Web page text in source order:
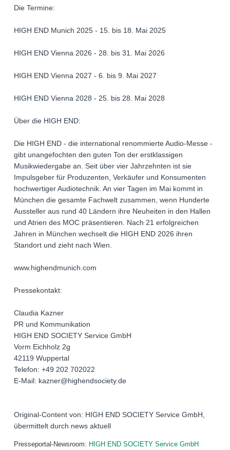
Die Termine:
HIGH END Munich 2025 - 15. bis 18. Mai 2025
HIGH END Vienna 2026 - 28. bis 31. Mai 2026
HIGH END Vienna 2027 - 6. bis 9. Mai 2027
HIGH END Vienna 2028 - 25. bis 28. Mai 2028
Über die HIGH END:
Die HIGH END - die international renommierte Audio-Messe -
gibt unangefochten den guten Ton der erstklassigen
Musikwiedergabe an. Seit über vier Jahrzehnten ist sie
Impulsgeber für Produzenten, Verkäufer und Konsumenten
hochwertiger Audiotechnik. An vier Tagen im Mai kommt in
München die gesamte Fachwelt zusammen, wenn Hunderte
Aussteller aus rund 40 Ländern ihre Neuheiten in den Hallen
und Atrien des MOC präsentieren. Nach 21 erfolgreichen
Jahren in München wechselt die HIGH END 2026 ihren
Standort und zieht nach Wien.
www.highendmunich.com
Pressekontakt:
Claudia Kazner
PR und Kommunikation
HIGH END SOCIETY Service GmbH
Vorm Eichholz 2g
42119 Wuppertal
Telefon: +49 202 702022
E-Mail: kazner@highendsociety.de
Original-Content von: HIGH END SOCIETY Service GmbH,
übermittelt durch news aktuell
Presseportal-Newsroom: HIGH END SOCIETY Service GmbH